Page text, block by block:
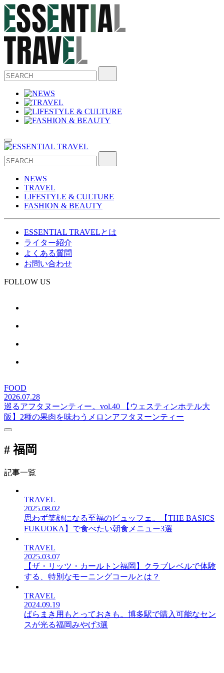
NEWS
TRAVEL
LIFESTYLE & CULTURE
FASHION & BEAUTY
ESSENTIAL TRAVELとは
ライター紹介
よくある質問
お問い合わせ
FOLLOW US
FOOD
2026.07.28
巡るアフタヌーンティー。vol.40 【ウェスティンホテル大
阪】2種の果肉を味わうメロンアフタヌーンティー
# 福岡
記事一覧
TRAVEL
2025.08.02
思わず笑顔になる至福のビュッフェ。【THE BASICS
FUKUOKA】で食べたい朝食メニュー3選
TRAVEL
2025.03.07
【ザ・リッツ・カールトン福岡】クラブレベルで体験
する、特別なモーニングコールとは？
TRAVEL
2024.09.19
ばらまき用もとっておきも。博多駅で購入可能なセン
スが光る福岡みやげ3選